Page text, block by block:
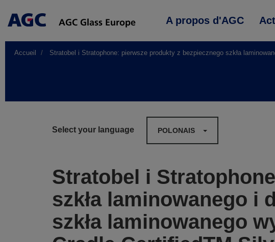
Main
A propos d'AGC
Accueil Stratobel i Stratophone: pierwsze produkty z bezpiecznego szkła
Select your language POLONAIS
Stratobel i
szkła laminowanego i
szkła laminowanego